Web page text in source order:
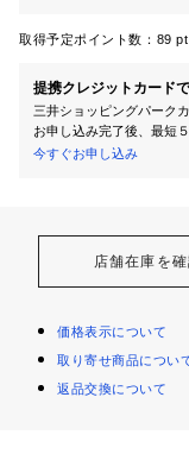
取得予定ポイント数： 89 pt
提携クレジットカード
三井ショッピングパーク
お申し込み完了後、最短
今すぐお申し込み
店舗在庫を
価格表示について
取り寄せ商品につい
返品交換について